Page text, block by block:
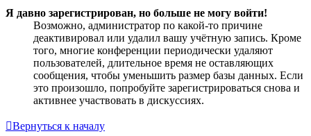
Я давно зарегистрирован, но больше не могу войти!
Возможно, администратор по какой-то причине
деактивировал или удалил вашу учётную запись. Кроме
того, многие конференции периодически удаляют
пользователей, длительное время не оставляющих
сообщения, чтобы уменьшить размер базы данных. Если
это произошло, попробуйте зарегистрироваться снова и
активнее участвовать в дискуссиях.
Вернуться к началу